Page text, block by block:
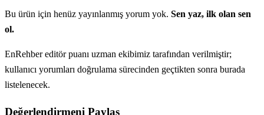
Bu ürün için henüz yayınlanmış yorum yok. Sen yaz, ilk olan sen
ol.
EnRehber editör puanı uzman ekibimiz tarafından verilmiştir;
kullanıcı yorumları doğrulama sürecinden geçtikten sonra burada
listelenecek.
Değerlendirmeni Paylaş